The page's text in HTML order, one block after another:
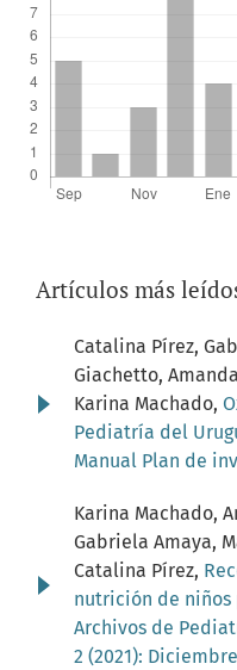
Artículos más
Catalina Pírez,
Giachetto,
Karina Machado,
Pediatría del
Manual Plan de
Karina Machado,
Gabriela Amaya,
Catalina Pírez,
nutrición de
Archivos de
2 (2021): Diciembre